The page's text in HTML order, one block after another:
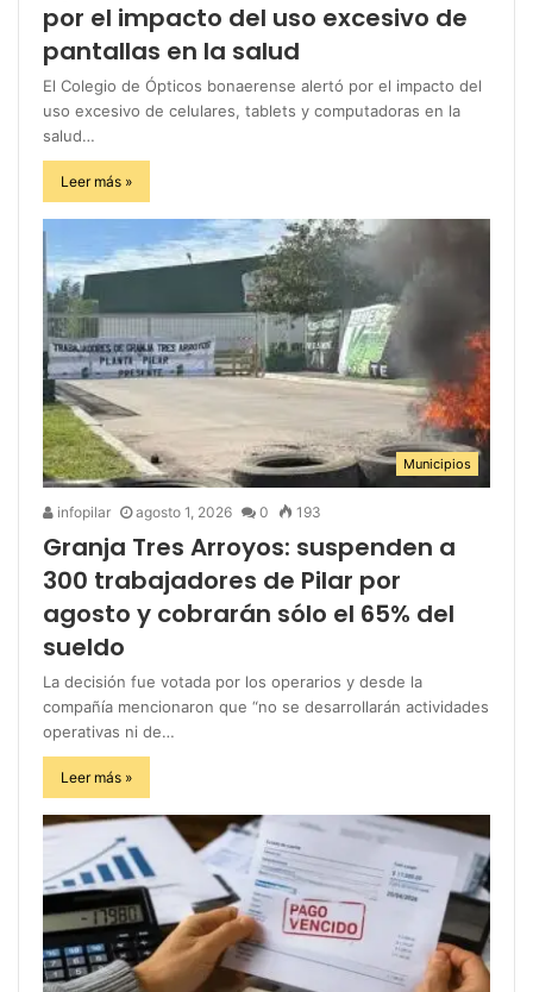
por el impacto del uso excesivo de
pantallas en la salud
El Colegio de Ópticos bonaerense alertó por el impacto del
uso excesivo de celulares, tablets y computadoras en la
salud…
Leer más »
Municipios
infopilar agosto 1, 2026 0 193
Granja Tres Arroyos: suspenden a
300 trabajadores de Pilar por
agosto y cobrarán sólo el 65% del
sueldo
La decisión fue votada por los operarios y desde la
compañía mencionaron que “no se desarrollarán actividades
operativas ni de…
Leer más »